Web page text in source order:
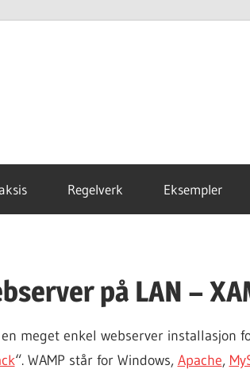
Regelverk Eksempler
på LAN –
meget enkel webserver installasjon
“. WAMP står for Windows, Apache,